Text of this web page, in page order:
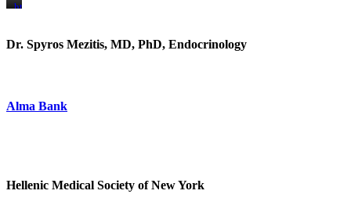
https://www.unitedbrothersfruitmarkets.com/
https://www.unitedbrothersfruitmarkets.com/
Dr. Spyros Mezitis, MD, PhD, Endocrinology
Alma Bank
Hellenic Medical Society of New York